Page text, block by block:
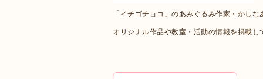
「イチゴチョコ」のあみぐるみ作家・かしな
オリジナル作品や教室・活動の情報を掲載し